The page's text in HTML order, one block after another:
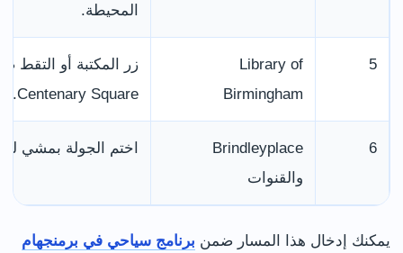
المحيطة.
5
Library of
Birmingham
زر المكتبة أو التقط
Centenary Square.
6
Brindleyplace
والقنوات
اختم الجولة بمشي
يمكنك إدخال هذا المسار ضمن برنامج سياحي في برمنجهام